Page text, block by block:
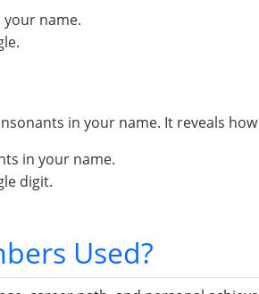
your name.
in your name. It reveals
in your name.
digit.
Used?